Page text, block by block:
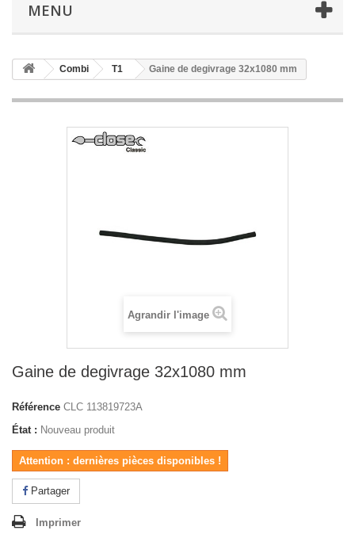
MENU
Combi T1 Gaine de degivrage 32x1080 mm
Agrandir l'image
Gaine de degivrage 32x1080 mm
Référence CLC 113819723A
État : Nouveau produit
Attention : dernières pièces disponibles !
Partager
Imprimer